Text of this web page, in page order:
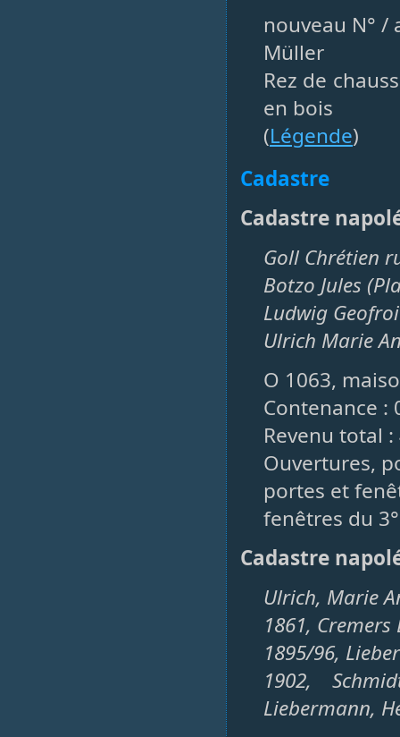
nouveau N° /
Müller
Rez de
en bois
(Légende)
Cadastre
Cadastre
Goll Chrétien
Botzo Jules
Ludwig
Ulrich Marie
O 1063,
Contenance :
Revenu total
Ouvertures,
portes et
fenêtres du
Cadastre
Ulrich, Marie
1861,
1895/96,
1902,
Liebermann,